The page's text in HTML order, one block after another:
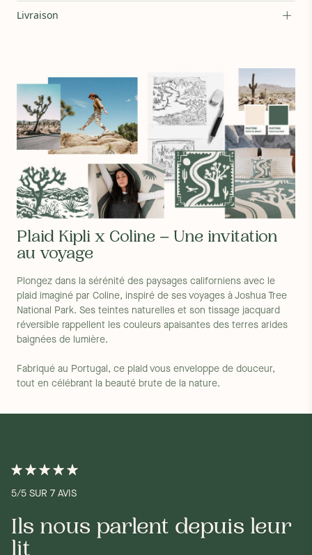
Délai : Livraison sous 5 jours ouvrés
Livraison
Plaid Kipli x Coline – Une invitation
au voyage
Plongez dans la sérénité des paysages californiens avec le
plaid imaginé par Coline, inspiré de ses voyages à Joshua Tree
National Park. Ses teintes naturelles et son tissage jacquard
réversible rappellent les couleurs apaisantes des terres arides
baignées de lumière.
Fabriqué au Portugal, ce plaid vous enveloppe de douceur,
tout en célébrant la beauté brute de la nature.
5/5 SUR 7 AVIS
Ils nous parlent depuis leur